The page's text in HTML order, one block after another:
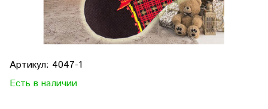
Артикул: 4047-1
Есть в наличии